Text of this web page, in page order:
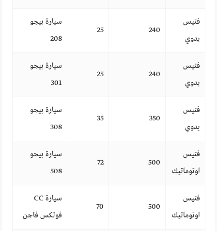
فتيس
يدوي
240
25
سيارة بيجو
208
فتيس
يدوي
240
25
سيارة بيجو
301
فتيس
يدوي
350
35
سيارة بيجو
308
فتيس
اوتوماتيك
500
72
سيارة بيجو
508
فتيس
اوتوماتيك
500
70
سيارة CC
فولكس فاجن